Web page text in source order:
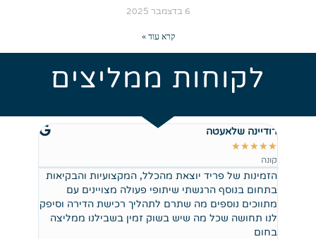
6 בדצמבר 2025
קרא עוד »
לקוחות ממליצים
רודיינה שלאעטה
★
★
★
★
★
קונה
הזמינות של פריד יוצאת מהכלל, המקצועיות והבקיאות
בתחום בנוסף הרגשתי שיתופי פעולה מצויינים עם
מתווכים נוספים מה שתרם לתהליך רכישת הדירה וסיפק
לנו תחושה שכל מה שיש בשוק זמין בשבילנו ממליצה
בחום